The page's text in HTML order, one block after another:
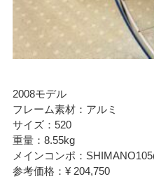
2008モデル
フレーム素材：アルミ
サイズ：520
重量：8.55kg
メインコンポ：
参考価格：¥ 204,750